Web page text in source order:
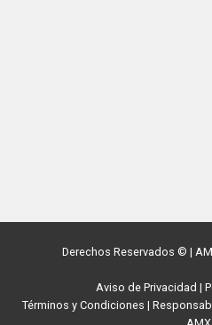
Derechos Reservados © |
Aviso de Privacidad |
Términos y Condiciones |